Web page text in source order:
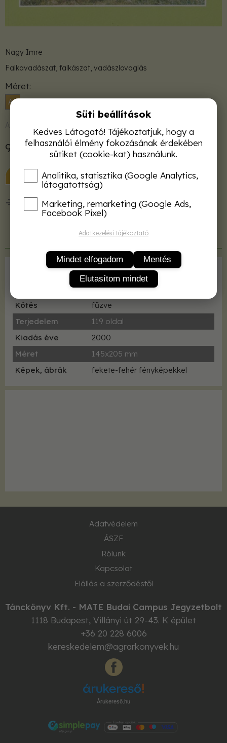
Nagy Imre
Falkavadászat, falkászat, vadászlovaglás
Méret
A5
Azonnal raktárról
980 Ft
KOSÁRBA
50 000 Ft felett ingyenes kiszállítás!
Termékleírás
LAPU Bt.
9638584750
Kötés
fűzve
Terjedelem
119 oldal
Kiadás éve
2000
Méret
145x205 mm
Képek, ábrák
fekete-fehér fényképekkel
Adatvédelem
ÁSZF
Rólunk
Kapcsolat
Elállás a szerződéstől
Tánckönyv Kft. - MATE Budai Campus Jegyzetbolt
1118 Budapest, Villányi út 29-43. K épület
+36 20 228 6006
kereskedelem@agrarkonyvek.hu
Árukereső.hu
Süti beállítások
Kedves Látogató! Tájékoztatjuk, hogy a
felhasználói élmény fokozásának érdekében
sütiket (cookie-kat) használunk.
Analitika, statisztika (Google Analytics,
látogatottság)
Marketing, remarketing (Google Ads,
Facebook Pixel)
Adatkezelési tájékoztató
Mindet elfogadom
Mentés
Elutasítom mindet